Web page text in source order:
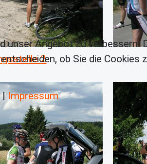
2
unser Angebot zu
ob Sie die Cookies
|Impressum